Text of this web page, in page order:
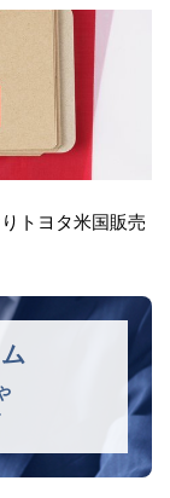
律対応とは？